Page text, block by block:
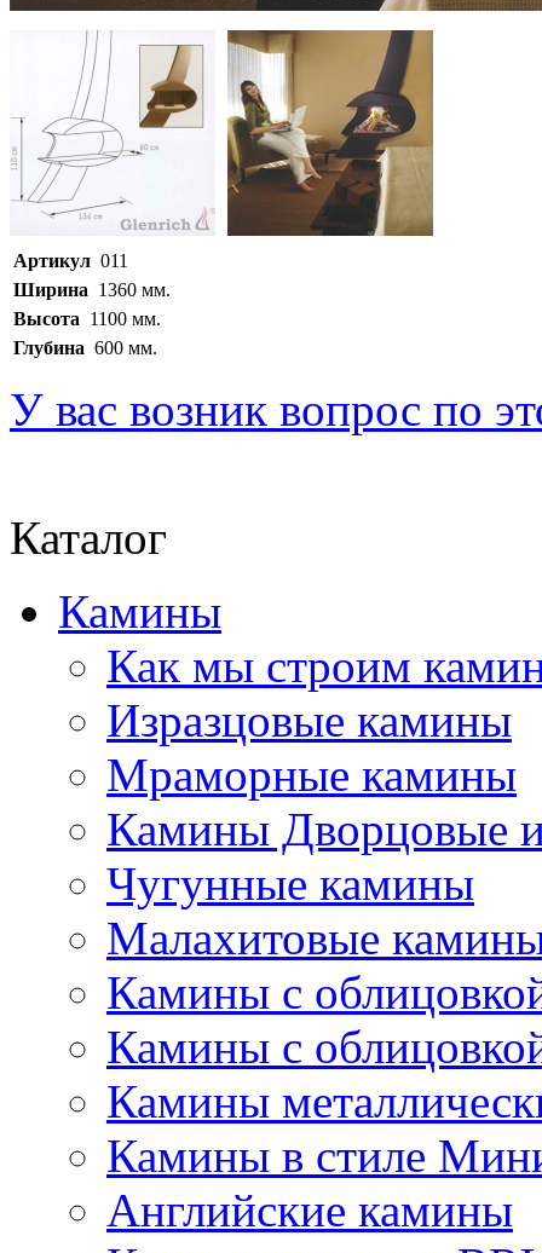
Артикул 011
Ширина 1360 мм.
Высота 1100 мм.
Глубина 600 мм.
У вас возник вопрос по
Каталог
Камины
Как мы строим
Изразцовые камины
Мраморные камины
Камины Дворцовые
Чугунные камины
Малахитовые
Камины с
Камины с
Камины
Камины в стиле
Английские камины